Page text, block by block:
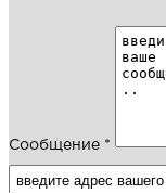
Сообщение *